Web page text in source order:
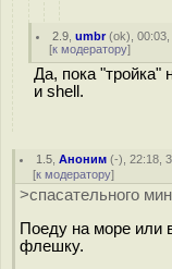
2.9 ,umbr(ok),
[к модератору]
Да, пока "тройка"
и shell.
1.5 ,Аноним (-), 22:18,
[к модератору]
>спасательного
Поеду на море или
флешку.